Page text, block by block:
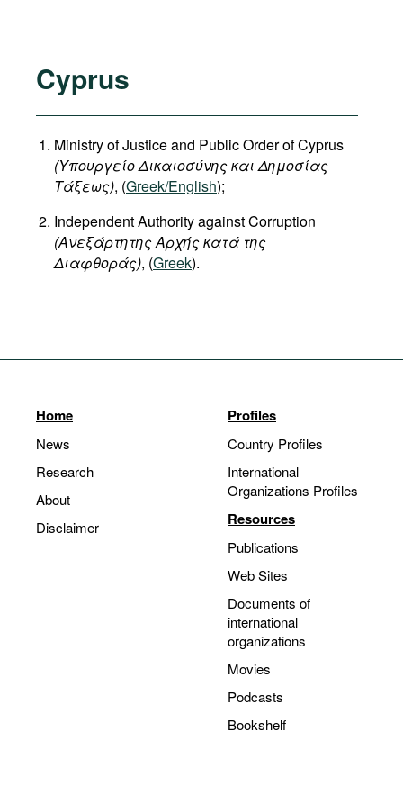
Cyprus
Ministry of Justice and Public Order of Cyprus
(ΥπουργείοΔικαιοσύνηςκαι Δημοσίας
Τάξεως), (Greek/English);
Independent Authority against Corruption
(Ανεξάρτητης Αρχής κατά της
Διαφθοράς), (Greek).
Home
News
Research
About
Disclaimer
Profiles
Country Profiles
International
Organizations Profiles
Resources
Publications
Web Sites
Documents of
international
organizations
Movies
Podcasts
Bookshelf